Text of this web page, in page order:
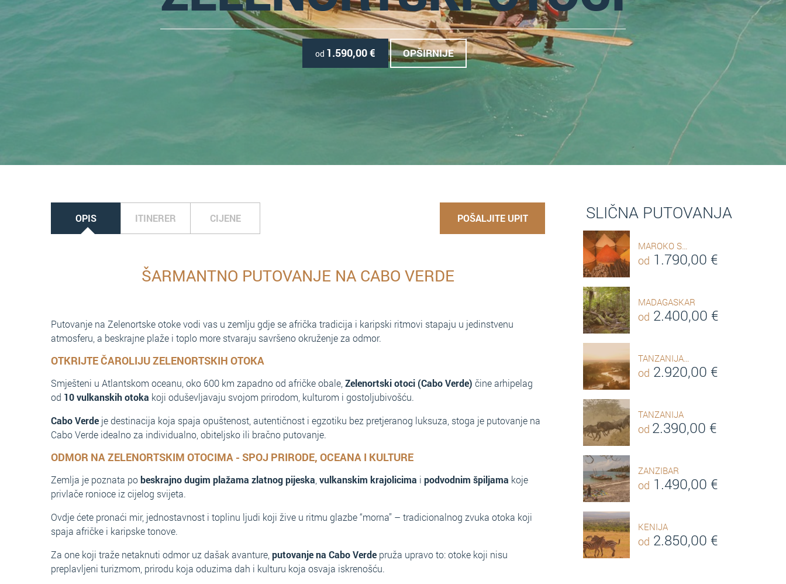
od 1.590,00€ OPŠIRNIJE
OPIS ITINERER CIJENE POŠALJITE UPIT
ŠARMANTNO PUTOVANJE NA CABO VERDE
Putovanje na Zelenortske otoke vodi vas u zemlju gdje se afrička tradicija i karipski ritmovi stapaju u jedinstvenu
atmosferu, a beskrajne plaže i toplo more stvaraju savršeno okruženje za odmor.
OTKRIJTE ČAROLIJU ZELENORTSKIH OTOKA
Smješteni u Atlantskom oceanu, oko 600 km zapadno od afričke obale, Zelenortski otoci (Cabo Verde) čine arhipelag
od 10 vulkanskih otoka koji oduševljavaju svojom prirodom, kulturom i gostoljubivošću.
Cabo Verde je destinacija koja spaja opuštenost, autentičnost i egzotiku bez pretjeranog luksuza, stoga je putovanje na
Cabo Verde idealno za individualno, obiteljsko ili bračno putovanje.
ODMOR NA ZELENORTSKIM OTOCIMA - SPOJ PRIRODE, OCEANA I KULTURE
Zemlja je poznata pobeskrajno dugim plažama zlatnog pijeska vulkanskim krajolicima i podvodnim špiljama koje
privlače ronioce iz cijelog svijeta.
Ovdje ćete pronaći mir, jednostavnost i toplinu ljudi koji žive u ritmu glazbe “morna” – tradicionalnog zvuka otoka koji
spaja afričke i karipske tonove.
Za one koji traže netaknuti odmor uz dašak avanture, putovanje na Cabo Verde pruža upravo to: otoke koji nisu
preplavljeni turizmom, prirodu koja oduzima dah i kulturu koja osvaja iskrenošću.
SLIČNA PUTOVANJA
MAROKO S…
od 1.790,00 €
MADAGASKAR
od 2.400,00 €
TANZANIJA…
od 2.920,00 €
TANZANIJA
od 2.390,00 €
ZANZIBAR
od 1.490,00 €
KENIJA
od 2.850,00 €